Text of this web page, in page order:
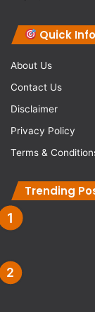
Quick
About Us
Contact Us
Disclaimer
Privacy Policy
Terms &
Trending